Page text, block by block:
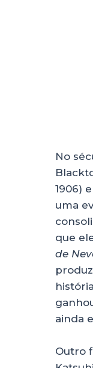
No
1906) e
uma
que
de
ainda
Outro